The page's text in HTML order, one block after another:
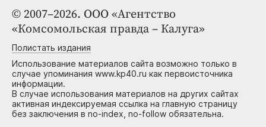
© 2007–2026. ООО «Агентство
«Комсомольская правда – Калуга»
Полистать издания
Использование материалов сайта возможно только в
случае упоминания www.kp40.ru как первоисточника
информации.
В случае использования материалов на других сайтах
активная индексируемая ссылка на главную страницу
без заключения в no-index, no-follow обязательна.